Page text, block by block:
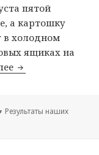
пятой
а картошку
в холодном
ящиках на
Выращивание
Рубрики
Результаты наших